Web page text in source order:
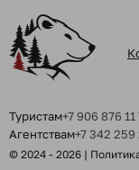
Туристам+7 906 876 11
Агентствам+7 342 259
© 2024 - 2026 |